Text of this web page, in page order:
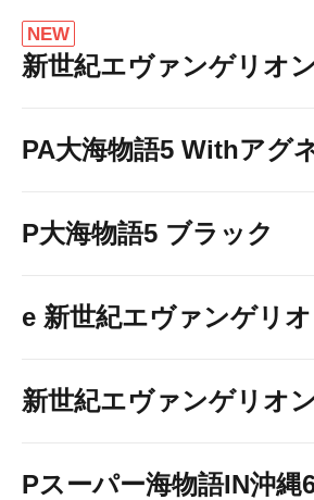
NEW
新世紀エヴァンゲリオ
PA大海物語5 Withアグ
P大海物語5 ブラック
e 新世紀エヴァンゲリ
新世紀エヴァンゲリオ
Pスーパー海物語IN沖縄